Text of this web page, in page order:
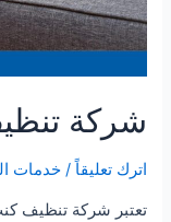
شركة
اترك تعليقاً /خدمات
تعتبر شركة تنظيف